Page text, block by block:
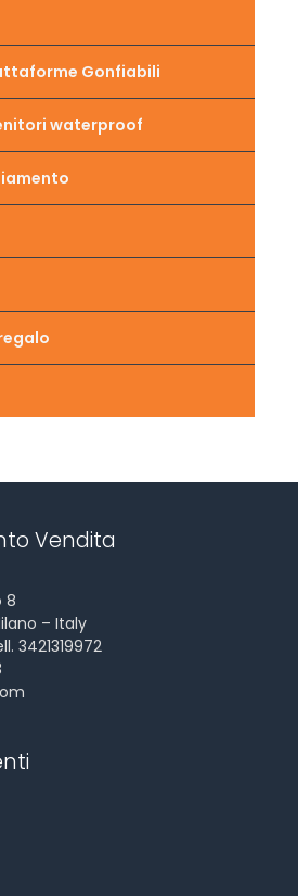
Gonfiabili
waterproof
Vendita
8
– Italy
3421319972